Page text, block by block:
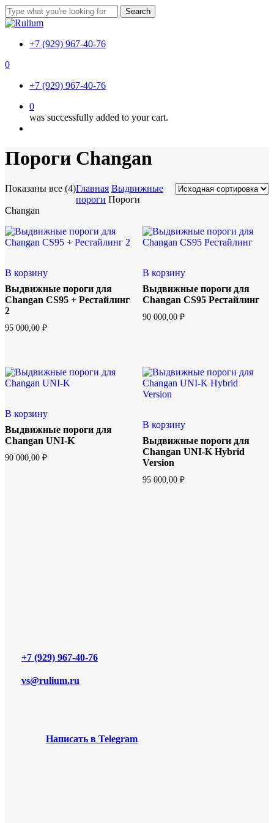
Skip
to
content
Search
Close
+7 (929) 967-40-76
0
+7 (929) 967-40-76
0
was successfully added to your cart.
Пороги Changan
Показаны все (4)Главная Выдвижные
пороги Пороги
Changan
В корзину
Выдвижные пороги для
Changan CS95 + Рестайлинг
2
95 000,00 ₽
В корзину
Выдвижные пороги для
Changan CS95 Рестайлинг
90 000,00 ₽
В корзину
Выдвижные пороги для
Changan UNI-K
90 000,00 ₽
В корзину
Выдвижные пороги для
Changan UNI-K Hybrid
Version
95 000,00 ₽
+7 (929) 967-40-76
vs@rulium.ru
Написать в Telegram